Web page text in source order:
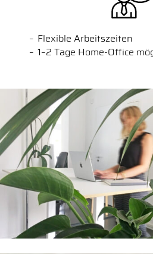
Flexible Arbeitszeiten
1–2 Tage Home-Office